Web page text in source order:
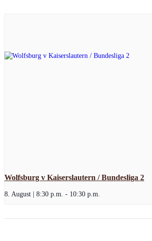
Wolfsburg v Kaiserslautern / Bundesliga 2
8. August | 8:30 p.m. - 10:30 p.m.